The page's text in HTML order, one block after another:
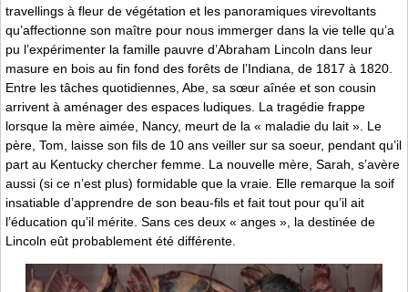
travellings à fleur de végétation et les panoramiques virevoltants
qu’affectionne son maître pour nous immerger dans la vie telle qu’a
pu l’expérimenter la famille pauvre d’Abraham Lincoln dans leur
masure en bois au fin fond des forêts de l’Indiana, de 1817 à 1820.
Entre les tâches quotidiennes, Abe, sa sœur aînée et son cousin
arrivent à aménager des espaces ludiques. La tragédie frappe
lorsque la mère aimée, Nancy, meurt de la « maladie du lait ». Le
père, Tom, laisse son fils de 10 ans veiller sur sa soeur, pendant qu’il
part au Kentucky chercher femme. La nouvelle mère, Sarah, s’avère
aussi (si ce n’est plus) formidable que la vraie. Elle remarque la soif
insatiable d’apprendre de son beau-fils et fait tout pour qu’il ait
l’éducation qu’il mérite. Sans ces deux « anges », la destinée de
Lincoln eût probablement été différente.